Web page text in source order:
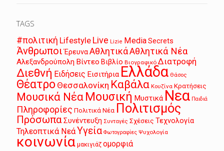
TAGS
#πολιτική Lifestyle Live Lizie MediaSecrets
Άνθρωποι ΈρευναΑθλητικάΑθλητικά Νέα
Αλεξανδρούπολη Βίντεο Βιβλίο Βιογραφικό Διατροφή
Διεθνή Ειδήσεις Εισιτήρια Ελλάδα Θάσος
Θέατρο Θεσσαλονίκη Καβάλα Κουζίνα Κρατήσεις
Μουσικά Νέα Μουσική Μυστικά Νεα Παιδιά
Πληροφορίες Πολιτικά Νέα Πολιτισμός
ΠρόσωπαΣυνέντευξη Συνταγές Σχέσεις Τεχνολογία
Τηλεοπτικά ΝεάΥγεία Φωτογραφίες Ψυχολογία
κοινωνία μακιγιάζ ομορφιά